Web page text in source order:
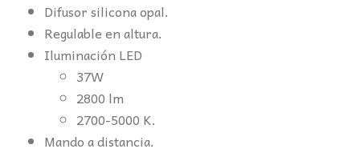
Difusor silicona opal.
Regulable en altura.
Iluminación LED
37W
2800 lm
2700-5000 K.
Mando a distancia.